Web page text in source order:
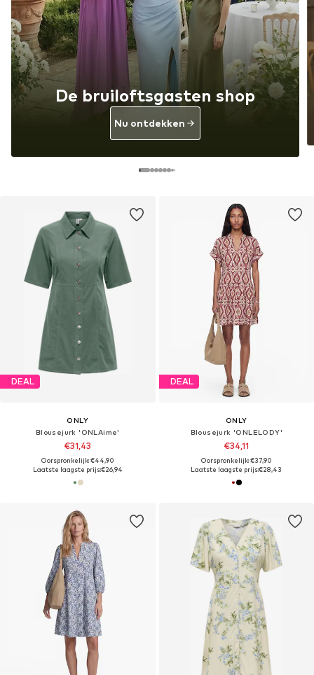
DEAL
ONLY
Blousejurk 'ONLAime'
€31,43
Oorspronkelijk: €44,90
Laatste laagste prijs:€26,94
DEAL
ONLY
Blousejurk 'ONLELODY'
€34,11
Oorspronkelijk: €37,90
Laatste laagste prijs:€28,43
De bruiloftsgasten shop
Nu ontdekken